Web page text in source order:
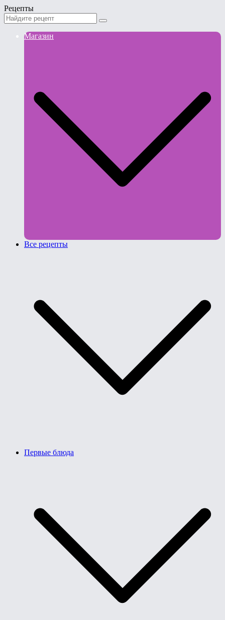
Рецепты
Магазин
Все рецепты
Первые блюда